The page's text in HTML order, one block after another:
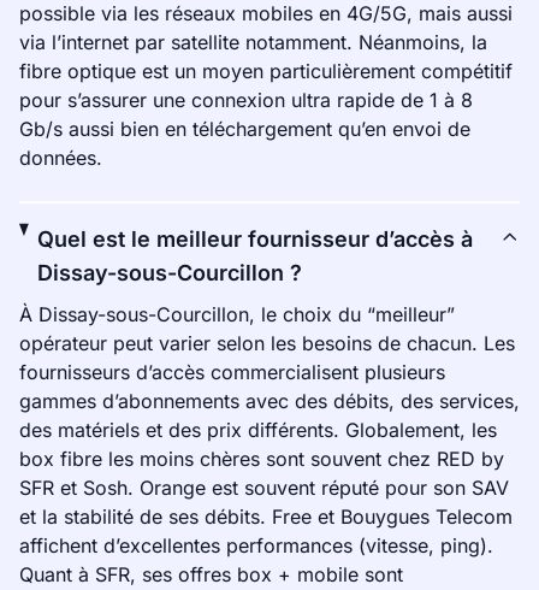
possible via les réseaux mobiles en 4G/5G, mais aussi
via l’internet par satellite notamment. Néanmoins, la
fibre optique est un moyen particulièrement compétitif
pour s’assurer une connexion ultra rapide de 1 à 8
Gb/s aussi bien en téléchargement qu’en envoi de
données.
Quel est le meilleur fournisseur d’accès à
Dissay-sous-Courcillon ?
À Dissay-sous-Courcillon, le choix du “meilleur”
opérateur peut varier selon les besoins de chacun. Les
fournisseurs d’accès commercialisent plusieurs
gammes d’abonnements avec des débits, des services,
des matériels et des prix différents. Globalement, les
box fibre les moins chères sont souvent chez RED by
SFR et Sosh. Orange est souvent réputé pour son SAV
et la stabilité de ses débits. Free et Bouygues Telecom
affichent d’excellentes performances (vitesse, ping).
Quant à SFR, ses offres box + mobile sont